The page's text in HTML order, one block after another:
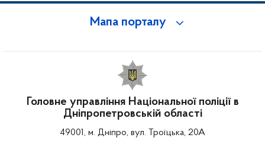
Мапа порталу
Головне управління Національної поліції в
Дніпропетровській області
49001, м. Дніпро, вул. Троїцька, 20А